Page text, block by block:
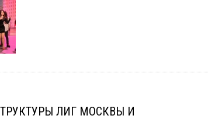
ЛИГ МОСКВЫ И